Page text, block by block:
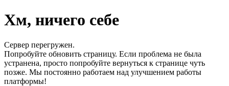
Хм, ничего себе
Сервер перегружен.
Попробуйте обновить страницу. Если проблема не была
устранена, просто попробуйте вернуться к странице чуть
позже. Мы постоянно работаем над улучшением работы
платформы!